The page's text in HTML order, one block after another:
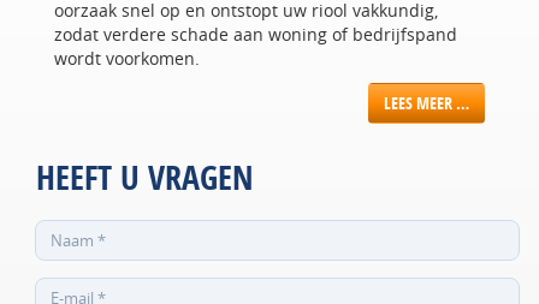
oorzaak snel op en ontstopt uw riool vakkundig,
zodat verdere schade aan woning of bedrijfspand
wordt voorkomen.
LEES MEER …
HEEFT U VRAGEN